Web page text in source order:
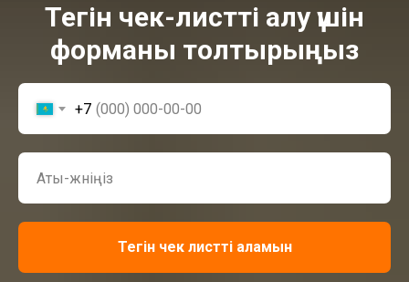
Тегін чек-листті алу үшін
форманы толтырыңыз
+7
Тегін чек листті аламын